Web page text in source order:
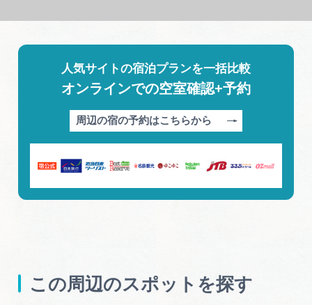
人気サイトの宿泊プランを一括比較
オンラインでの空室確認+予約
周辺の宿の予約はこちらから
この周辺のスポットを探す